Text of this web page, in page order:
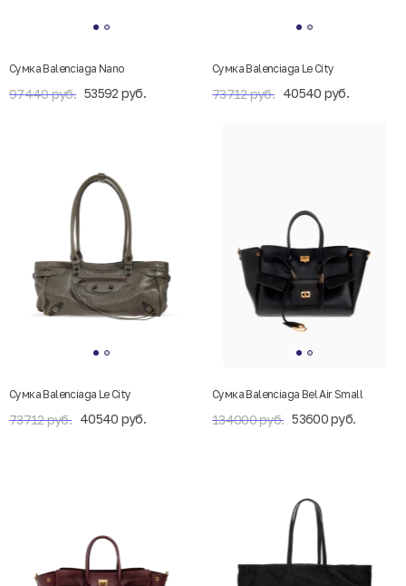
Сумка Balenciaga Nano
97440 руб. 53592 руб.
Сумка Balenciaga Le City
73712 руб. 40540 руб.
Сумка Balenciaga Le City
73712 руб. 40540 руб.
Сумка Balenciaga Bel Air Small
134000 руб. 53600 руб.